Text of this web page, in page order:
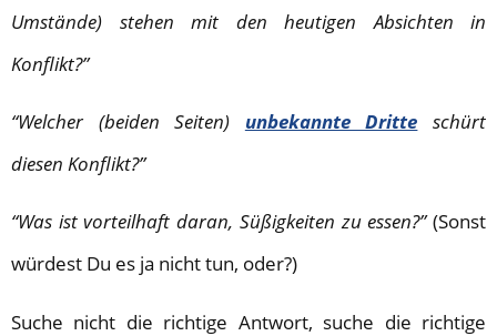
Umstände) stehen mit den heutigen Absichten in
Konflikt?”
“Welcher (beiden Seiten) unbekannte Dritte schürt
diesen Konflikt?”
“Was ist vorteilhaft daran, Süßigkeiten zu essen?”(Sonst
würdest Du es ja nicht tun, oder?)
Suche nicht die richtige Antwort, suche die richtige